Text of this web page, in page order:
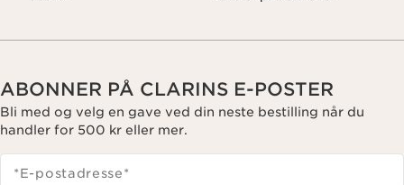
ABONNER PÅ CLARINS E-POSTER
Bli med og velg en gave ved din neste bestilling når du
handler for 500 kr eller mer.
*E-postadresse*